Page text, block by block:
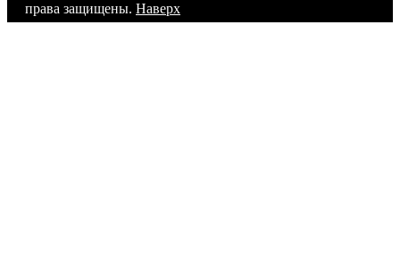
права защищены. Наверх